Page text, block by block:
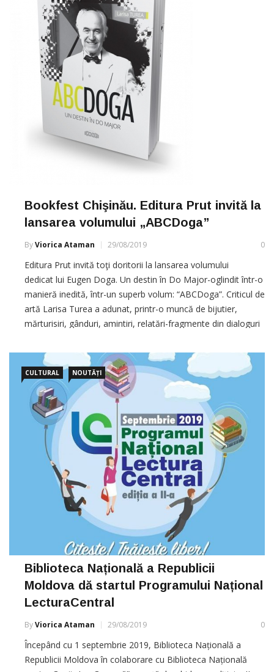
Bookfest Chişinău. Editura Prut invită la
lansarea volumului „ABCDoga”
ByViorica Ataman 29/08/2019 0
Editura Prut invită toţi doritorii la lansarea volumului
dedicat lui Eugen Doga. Un destin în Do Major-oglindit într-o
manieră inedită, într-un superb volum: “ABCDoga”. Criticul de
artă Larisa Turea a adunat, printr-o muncă de bijutier,
mărturisiri, gânduri, amintiri, relatări-fragmente din dialoguri
CULTURAL NOUTĂȚI
Biblioteca Națională a Republicii
Moldova dă startul Programului Național
LecturaCentral
ByViorica Ataman 29/08/2019 0
Începând cu 1 septembrie 2019, Biblioteca Națională a
Republicii Moldova în colaborare cu Biblioteca Națională